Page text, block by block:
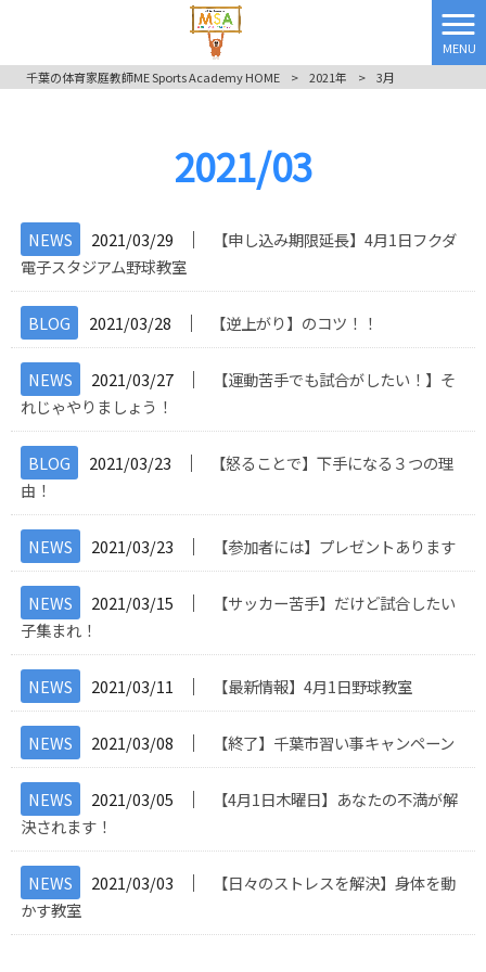
MENU
千葉の体育家庭教師ME Sports Academy HOME
> 2021年 > 3月
2021/03
NEWS 2021/03/29 │
【申し込み期限延長】4月1日フクダ
電子スタジアム野球教室
BLOG 2021/03/28 │ 【逆上がり】のコツ！！
NEWS 2021/03/27 │
【運動苦手でも試合がしたい！】そ
れじゃやりましょう！
BLOG 2021/03/23 │
【怒ることで】下手になる３つの理
由！
NEWS 2021/03/23 │ 【参加者には】プレゼントあります
NEWS 2021/03/15 │
【サッカー苦手】だけど試合したい
子集まれ！
NEWS 2021/03/11 │ 【最新情報】4月1日野球教室
NEWS 2021/03/08 │ 【終了】千葉市習い事キャンペーン
NEWS 2021/03/05 │
【4月1日木曜日】あなたの不満が解
決されます！
NEWS 2021/03/03 │
【日々のストレスを解決】身体を動
かす教室